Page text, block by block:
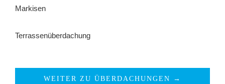
Markisen
Terrassenüberdachung
WEITER ZU ÜBERDACHUNGEN →